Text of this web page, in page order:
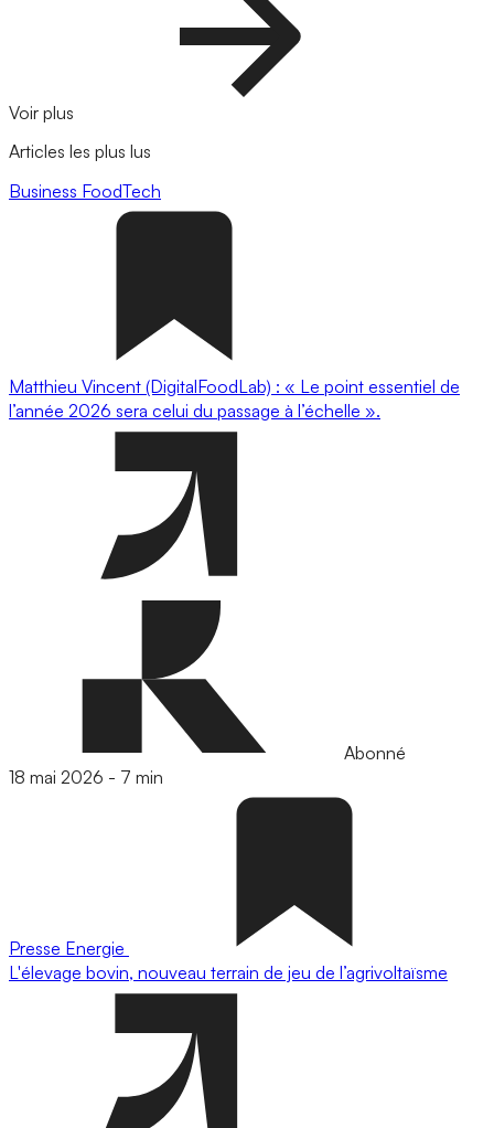
Voir plus
Articles les plus lus
Business FoodTech
Matthieu Vincent (DigitalFoodLab) : « Le point essentiel de
l’année 2026 sera celui du passage à l’échelle ».
Abonné
18 mai 2026 - 7 min
Presse Energie
L'élevage bovin, nouveau terrain de jeu de l’agrivoltaïsme